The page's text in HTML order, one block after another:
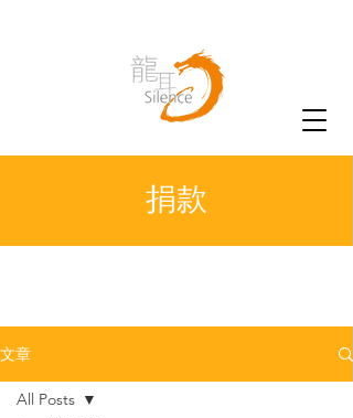
捐款
文章
All Posts